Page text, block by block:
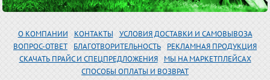
О КОМПАНИИ КОНТАКТЫ
УСЛОВИЯ ДОСТАВКИ И САМОВЫВОЗА
ВОПРОС-ОТВЕТ
БЛАГОТВОРИТЕЛЬНОСТЬ
РЕКЛАМНАЯ ПРОДУКЦИЯ
СКАЧАТЬ ПРАЙС И СПЕЦПРЕДЛОЖЕНИЯ
МЫ НА МАРКЕТПЛЕЙСАХ
СПОСОБЫ ОПЛАТЫ И ВОЗВРАТ